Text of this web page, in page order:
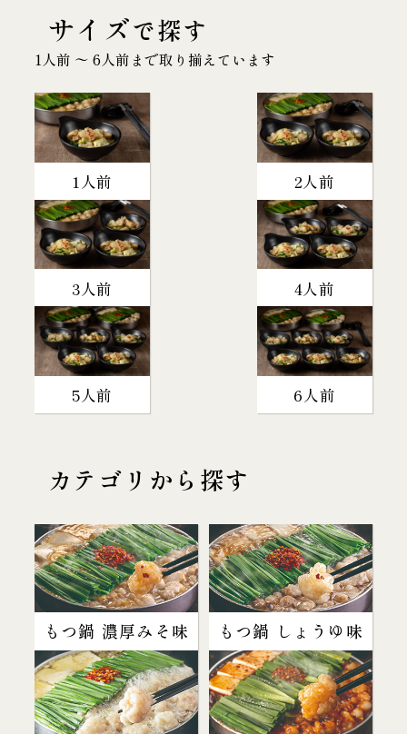
サイズで探す
1人前 〜 6人前まで取り揃えています
1人前 2人前
3人前 4人前
5人前 6人前
カテゴリから探す
もつ鍋 濃厚みそ味 もつ鍋 しょうゆ味